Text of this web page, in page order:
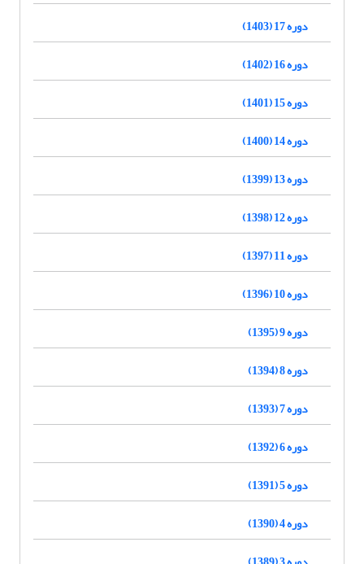
دوره 17 (1403)
دوره 16 (1402)
دوره 15 (1401)
دوره 14 (1400)
دوره 13 (1399)
دوره 12 (1398)
دوره 11 (1397)
دوره 10 (1396)
دوره 9 (1395)
دوره 8 (1394)
دوره 7 (1393)
دوره 6 (1392)
دوره 5 (1391)
دوره 4 (1390)